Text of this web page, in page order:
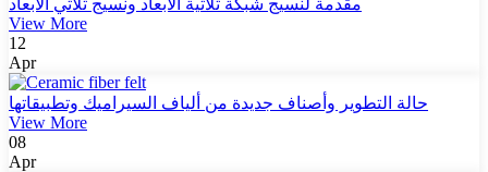
مقدمة لنسيج شبكة ثلاثية الأبعاد ونسيج ثلاثي الأبعاد
View More
12
Apr
حالة التطوير وأصناف جديدة من ألياف السيراميك وتطبيقاتها
View More
08
Apr